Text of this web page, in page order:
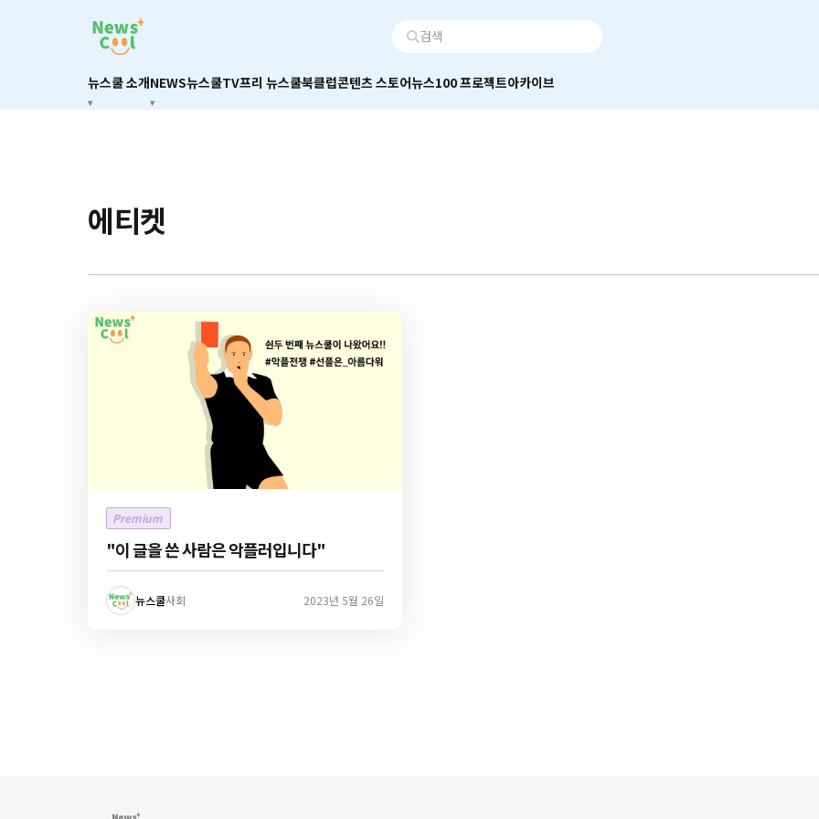
뉴스쿨 소개NEWS뉴스쿨TV프리 뉴스쿨북클럽콘텐츠 스토어뉴스100 프로젝트아카이브
에티켓
Premium
"이 글을 쓴 사람은 악플러입니다"
뉴스쿨사회 2023년 5월 26일